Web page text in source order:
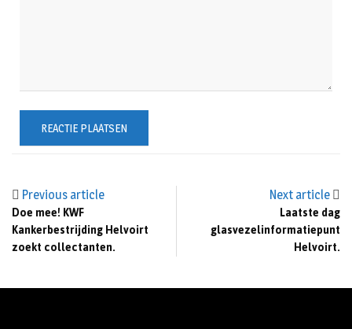
Previous article
Doe mee! KWF
Kankerbestrijding Helvoirt
zoekt collectanten.
Next article
Laatste dag
glasvezelinformatiepunt
Helvoirt.